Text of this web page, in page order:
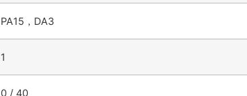
PA15，DA3
1
0 / 40